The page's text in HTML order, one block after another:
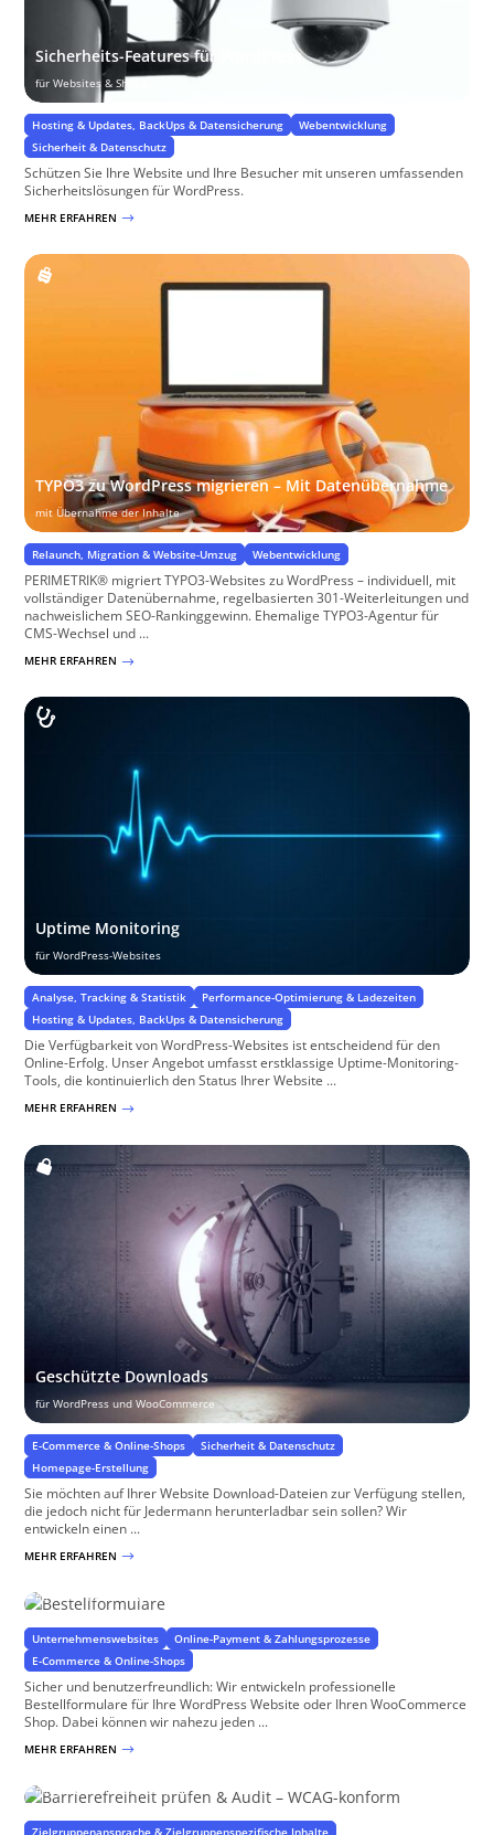
Sicherheits-Features für WordPress
für Websites & Shops
Hosting & Updates, BackUps & Datensicherung
Webentwicklung
Sicherheit & Datenschutz
Schützen Sie Ihre Website und Ihre Besucher mit unseren umfassenden
Sicherheitslösungen für WordPress.
MEHR ERFAHREN $
TYPO3 zu WordPress migrieren – Mit Datenübernahme
mit Übernahme der Inhalte
Relaunch, Migration & Website-Umzug Webentwicklung
PERIMETRIK® migriert TYPO3-Websites zu WordPress – individuell, mit
vollständiger Datenübernahme, regelbasierten 301-Weiterleitungen und
nachweislichem SEO-Rankinggewinn. Ehemalige TYPO3-Agentur für
CMS-Wechsel und ...
MEHR ERFAHREN $
Uptime Monitoring
für WordPress-Websites
Analyse, Tracking & Statistik
Performance-Optimierung & Ladezeiten
Hosting & Updates, BackUps & Datensicherung
Die Verfügbarkeit von WordPress-Websites ist entscheidend für den
Online-Erfolg. Unser Angebot umfasst erstklassige Uptime-Monitoring-
Tools, die kontinuierlich den Status Ihrer Website ...
MEHR ERFAHREN $
Geschützte Downloads
für WordPress und WooCommerce
E-Commerce & Online-Shops
Sicherheit & Datenschutz
Homepage-Erstellung
Sie möchten auf Ihrer Website Download-Dateien zur Verfügung stellen,
die jedoch nicht für Jedermann herunterladbar sein sollen? Wir
entwickeln einen ...
MEHR ERFAHREN $
für WordPress und WooCommerce
Unternehmenswebsites
Online-Payment & Zahlungsprozesse
E-Commerce & Online-Shops
Sicher und benutzerfreundlich: Wir entwickeln professionelle
Bestellformulare für Ihre WordPress Website oder Ihren WooCommerce
Shop. Dabei können wir nahezu jeden ...
MEHR ERFAHREN $
mit professionellen Analyse-Tools
Zielgruppenansprache & Zielgruppenspezifische Inhalte